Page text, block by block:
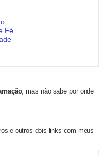
Fé
, mas não sabe por onde
e outros dois links com meus